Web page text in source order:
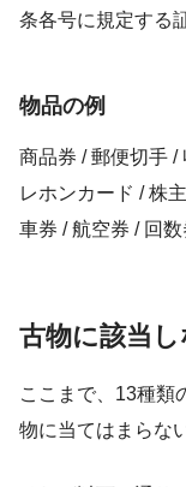
条各号に規定する
物品の例
商品券 / 郵便切手 /
レホンカード / 株
車券 / 航空券 / 回
古物に該当
ここまで、13種類
物に当てはまらな